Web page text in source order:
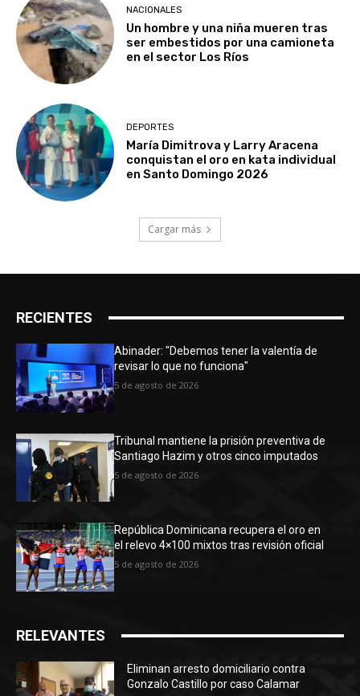
NACIONALES
Un hombre y una niña mueren tras
ser embestidos por una camioneta
en el sector Los Ríos
DEPORTES
María Dimitrova y Larry Aracena
conquistan el oro en kata individual
en Santo Domingo 2026
Cargar más
RECIENTES
Abinader: "Debemos tener la valentía de
revisar lo que no funciona"
5 de agosto de 2026
Tribunal mantiene la prisión preventiva de
Santiago Hazim y otros cinco imputados
5 de agosto de 2026
República Dominicana recupera el oro en
el relevo 4×100 mixtos tras revisión oficial
5 de agosto de 2026
RELEVANTES
Eliminan arresto domiciliario contra
Gonzalo Castillo por caso Calamar